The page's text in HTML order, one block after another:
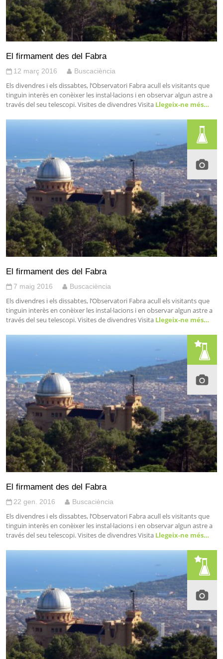
El firmament des del Fabra
12 març 2016 Buscaciència
Els divendres i els dissabtes, l’Observatori Fabra acull els visitants que
tinguin interès en conèixer les instal·lacions i en observar algun astre a
través del seu telescopi. Visites de divendres Visita Llegeix-ne més…
El firmament des del Fabra
7 maig 2016 Buscaciència
Els divendres i els dissabtes, l’Observatori Fabra acull els visitants que
tinguin interès en conèixer les instal·lacions i en observar algun astre a
través del seu telescopi. Visites de divendres Visita Llegeix-ne més…
El firmament des del Fabra
22 gen. 2016 Buscaciència
Els divendres i els dissabtes, l’Observatori Fabra acull els visitants que
tinguin interès en conèixer les instal·lacions i en observar algun astre a
través del seu telescopi. Visites de divendres Visita Llegeix-ne més…